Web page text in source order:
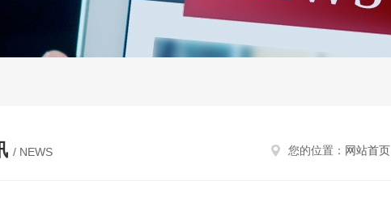
/ NEWS 您的位置： 网站首页